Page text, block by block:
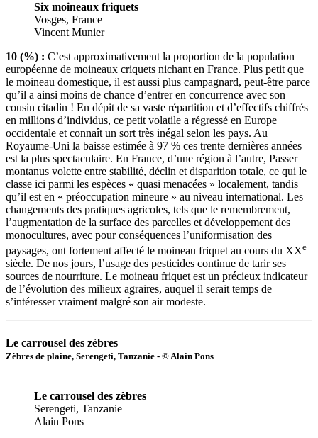
Six moineaux friquets
Vosges, France
Vincent Munier
10 (%) : C’est approximativement la proportion de la population
européenne de moineaux criquets nichant en France. Plus petit que
le moineau domestique, il est aussi plus campagnard, peut-être parce
qu’il a ainsi moins de chance d’entrer en concurrence avec son
cousin citadin ! En dépit de sa vaste répartition et d’effectifs chiffrés
en millions d’individus, ce petit volatile a régressé en Europe
occidentale et connaît un sort très inégal selon les pays. Au
Royaume-Uni la baisse estimée à 97 % ces trente dernières années
est la plus spectaculaire. En France, d’une région à l’autre, Passer
montanus volette entre stabilité, déclin et disparition totale, ce qui le
classe ici parmi les espèces « quasi menacées » localement, tandis
qu’il est en « préoccupation mineure » au niveau international. Les
changements des pratiques agricoles, tels que le remembrement,
l’augmentation de la surface des parcelles et développement des
monocultures, avec pour conséquences l’uniformisation des
paysages, ont fortement affecté le moineau friquet au cours du XXe
siècle. De nos jours, l’usage des pesticides continue de tarir ses
sources de nourriture. Le moineau friquet est un précieux indicateur
de l’évolution des milieux agraires, auquel il serait temps de
s’intéresser vraiment malgré son air modeste.
Le carrousel des zèbres
Zèbres de plaine, Serengeti, Tanzanie - © Alain Pons
Le carrousel des zèbres
Serengeti, Tanzanie
Alain Pons